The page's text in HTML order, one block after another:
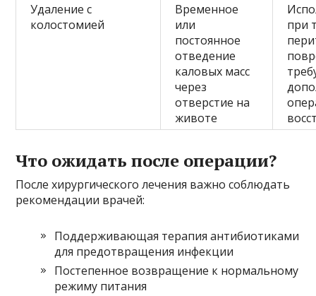
Удаление с
колостомией
Временное
или
постоянное
отведение
каловых масс
через
отверстие на
животе
при
Что ожидать после операции?
После хирургического лечения важно соблюдать
рекомендации врачей:
Поддерживающая терапия антибиотиками
для предотвращения инфекции
Постепенное возвращение к нормальному
режиму питания